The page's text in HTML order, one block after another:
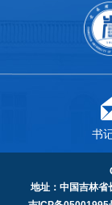
书
地址：中国吉林